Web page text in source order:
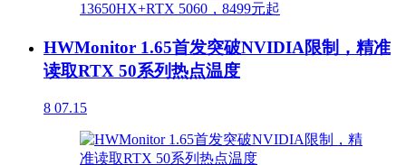
HWMonitor 1.65首发突破NVIDIA限制，精准
读取RTX 50系列热点温度
8 07.15